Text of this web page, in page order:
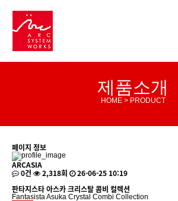
제품소개
HOME > PRODUCT
페이지 정보
ARCASIA
0건 2,318회
26-06-25 10:19
판타지스타 아스카 크리스탈 콤비 컬렉션
Fantasista Asuka Crystal Combi Collection